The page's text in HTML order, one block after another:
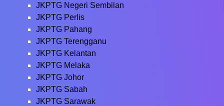
JKPTG Negeri Sembilan
JKPTG Perlis
JKPTG Pahang
JKPTG Terengganu
JKPTG Kelantan
JKPTG Melaka
JKPTG Johor
JKPTG Sabah
JKPTG Sarawak